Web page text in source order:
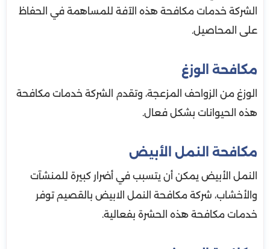
الشركة خدمات مكافحة هذه الآفة للمساهمة في الحفاظ
على المحاصيل.
مكافحة الوزغ
الوزغ من الزواحف المزعجة، وتقدم الشركة خدمات مكافحة
هذه الحيوانات بشكل فعال.
مكافحة النمل الأبيض
النمل الأبيض يمكن أن يتسبب في أضرار كبيرة للمنشآت
والأخشاب، شركة مكافحة النمل الابيض بالقصيم توفر
خدمات مكافحة هذه الحشرة بفعالية.